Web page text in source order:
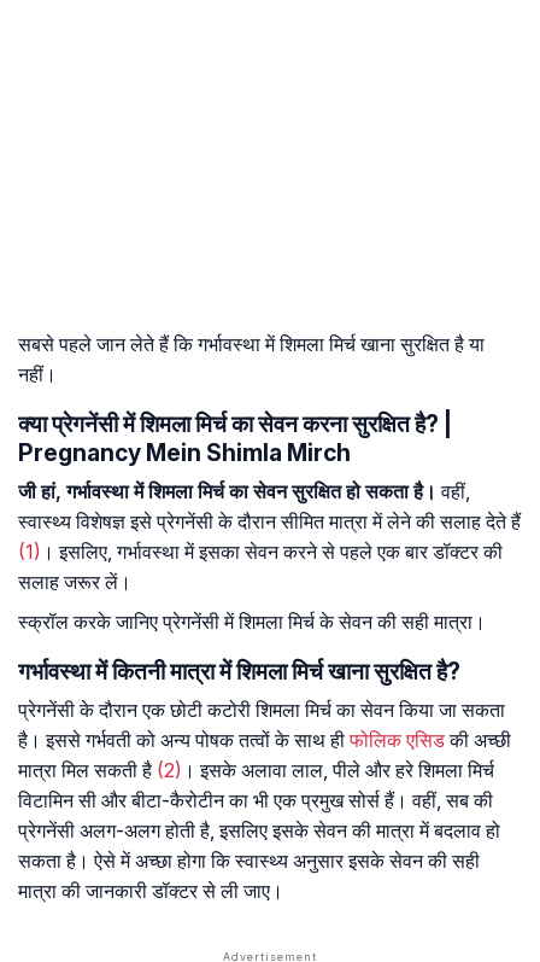
सबसे पहले जान लेते हैं कि गर्भावस्था में शिमला मिर्च खाना सुरक्षित है या
नहीं।
क्या प्रेगनेंसी में शिमला मिर्च का सेवन करना सुरक्षित है? |
Pregnancy Mein Shimla Mirch
जी हां, गर्भावस्था में शिमला मिर्च का सेवन सुरक्षित हो सकता है। वहीं,
स्वास्थ्य विशेषज्ञ इसे प्रेगनेंसी के दौरान सीमित मात्रा में लेने की सलाह देते हैं
(1) । इसलिए, गर्भावस्था में इसका सेवन करने से पहले एक बार डॉक्टर की
सलाह जरूर लें।
स्क्रॉल करके जानिए प्रेगनेंसी में शिमला मिर्च के सेवन की सही मात्रा।
गर्भावस्था में कितनी मात्रा में शिमला मिर्च खाना सुरक्षित है?
प्रेगनेंसी के दौरान एक छोटी कटोरी शिमला मिर्च का सेवन किया जा सकता
है। इससे गर्भवती को अन्य पोषक तत्वों के साथ हीफोलिक एसिडकी अच्छी
मात्रा मिल सकती है (2) । इसके अलावा लाल, पीले और हरे शिमला मिर्च
विटामिन सी और बीटा-कैरोटीन का भी एक प्रमुख सोर्स हैं। वहीं, सब की
प्रेगनेंसी अलग-अलग होती है, इसलिए इसके सेवन की मात्रा में बदलाव हो
सकता है। ऐसे में अच्छा होगा कि स्वास्थ्य अनुसार इसके सेवन की सही
मात्रा की जानकारी डॉक्टर से ली जाए।